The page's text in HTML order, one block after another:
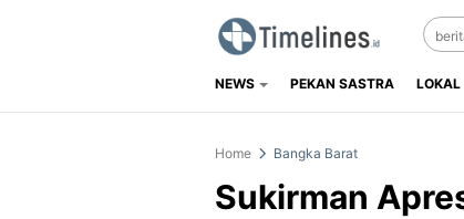
Timelines.id
Media Literasi, Sejarah & Budaya
NEWS PEKAN SASTRA LOKAL
Home Bangka Barat
Sukirman